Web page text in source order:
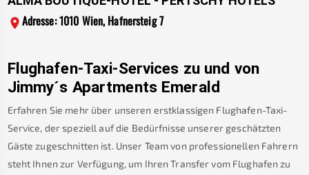
Adresse: 1010 Wien, Hafnersteig 7
Flughafen-Taxi-Services zu und von
Jimmy´s Apartments Emerald
Erfahren Sie mehr über unseren erstklassigen Flughafen-Taxi-
Service, der speziell auf die Bedürfnisse unserer geschätzten
Gäste zugeschnitten ist. Unser Team von professionellen Fahrern
steht Ihnen zur Verfügung, um Ihren Transfer vom Flughafen zu